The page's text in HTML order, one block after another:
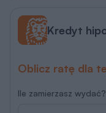
Kredyt
Oblicz ratę dla
Ile zamierzasz wydać?